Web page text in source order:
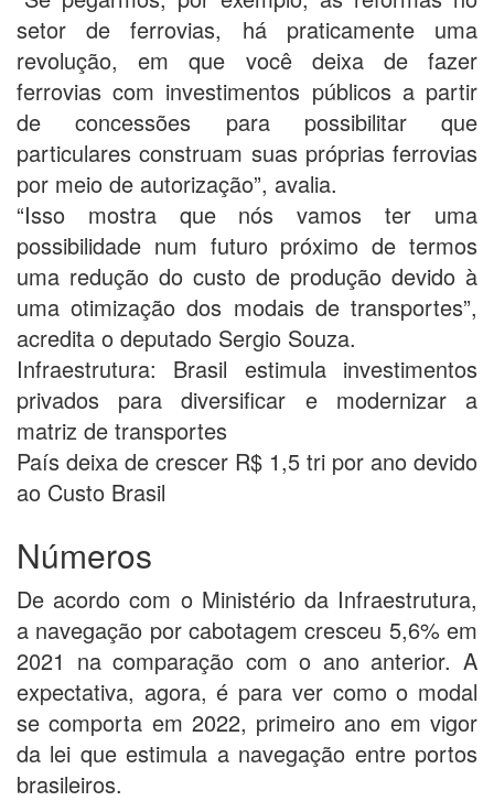
setor de ferrovias, há praticamente uma
revolução, em que você deixa de fazer
ferrovias com investimentos públicos a partir
de concessões para possibilitar que
particulares construam suas próprias ferrovias
por meio de autorização”, avalia.
“Isso mostra que nós vamos ter uma
possibilidade num futuro próximo de termos
uma redução do custo de produção devido à
uma otimização dos modais de transportes”,
acredita o deputado Sergio Souza.
Infraestrutura: Brasil estimula investimentos
privados para diversificar e modernizar a
matriz de transportes
País deixa de crescer R$ 1,5 tri por ano devido
ao Custo Brasil
Números
De acordo com o Ministério da Infraestrutura,
a navegação por cabotagem cresceu 5,6% em
2021 na comparação com o ano anterior. A
expectativa, agora, é para ver como o modal
se comporta em 2022, primeiro ano em vigor
da lei que estimula a navegação entre portos
brasileiros.